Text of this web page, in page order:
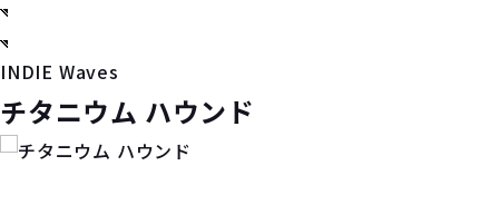
INDIE Waves
チタニウム ハウンド